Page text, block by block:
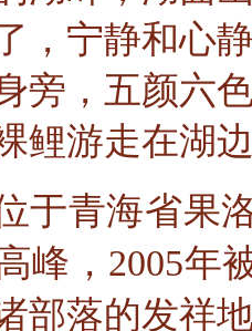
，宁静和心
旁，五颜六
鲤游走在湖
于青海省果
峰，2005年
部落的发祥